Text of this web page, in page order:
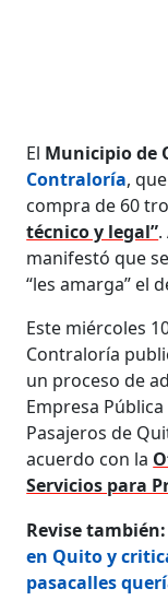
El Municipio de
Contraloría,
compra de 60
técnico y legal”
manifestó que
“les amarga” el
Este miércoles
Contraloría
un proceso de
Empresa
Pasajeros de
acuerdo con la
Servicios para
Revise también:
en Quito y
pasacalles